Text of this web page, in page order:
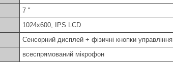
7 "
1024x600, IPS LCD
Сенсорний дисплей + фізичні кнопки управління
всеспрямований мікрофон